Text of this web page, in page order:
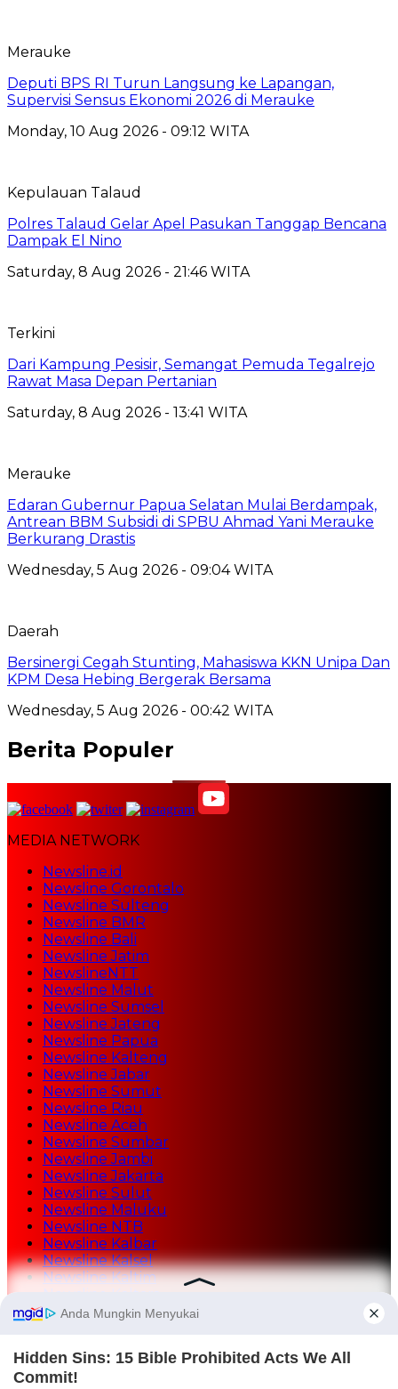
Merauke
Deputi BPS RI Turun Langsung ke Lapangan,
Supervisi Sensus Ekonomi 2026 di Merauke
Monday, 10 Aug 2026 - 09:12 WITA
Kepulauan Talaud
Polres Talaud Gelar Apel Pasukan Tanggap Bencana
Dampak El Nino
Saturday, 8 Aug 2026 - 21:46 WITA
Terkini
Dari Kampung Pesisir, Semangat Pemuda Tegalrejo
Rawat Masa Depan Pertanian
Saturday, 8 Aug 2026 - 13:41 WITA
Merauke
Edaran Gubernur Papua Selatan Mulai Berdampak,
Antrean BBM Subsidi di SPBU Ahmad Yani Merauke
Berkurang Drastis
Wednesday, 5 Aug 2026 - 09:04 WITA
Daerah
Bersinergi Cegah Stunting, Mahasiswa KKN Unipa Dan
KPM Desa Hebing Bergerak Bersama
Wednesday, 5 Aug 2026 - 00:42 WITA
Berita Populer
MEDIA NETWORK
Newsline.id
Newsline Gorontalo
Newsline Sulteng
Newsline BMR
Newsline Bali
Newsline Jatim
NewslineNTT
Newsline Malut
Newsline Sumsel
Newsline Jateng
Newsline Papua
Newsline Kalteng
Newsline Jabar
Newsline Sumut
Newsline Riau
Newsline Aceh
Newsline Sumbar
Newsline Jambi
Newsline Jakarta
Newsline Sulut
Newsline Maluku
Newsline NTB
Newsline Kalbar
Newsline Kalsel
Newsline Kaltim
Newsline Tekno
Home